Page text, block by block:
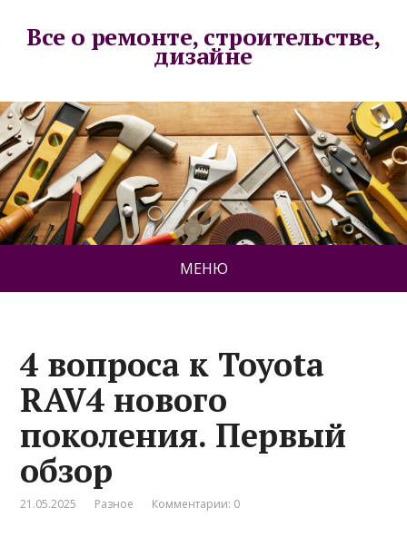
Все о ремонте, строительстве,
дизайне
МЕНЮ
4 вопроса к Toyota
RAV4 нового
поколения. Первый
обзор
21.05.2025 Разное Комментарии: 0